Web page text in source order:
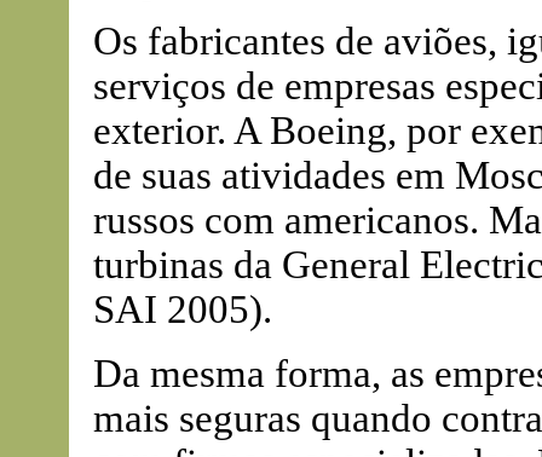
Os fabricantes de aviões,
serviços de empresas
exterior. A Boeing, por
de suas atividades em
russos com americanos.
turbinas da General
SAI 2005).
Da mesma forma, as
mais seguras quando